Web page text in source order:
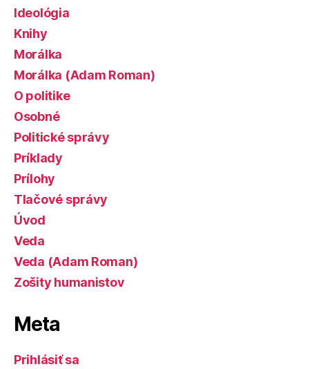
Ideológia
Knihy
Morálka
Morálka (Adam Roman)
O politike
Osobné
Politické správy
Príklady
Prílohy
Tlačové správy
Úvod
Veda
Veda (Adam Roman)
Zošity humanistov
Meta
Prihlásiť sa